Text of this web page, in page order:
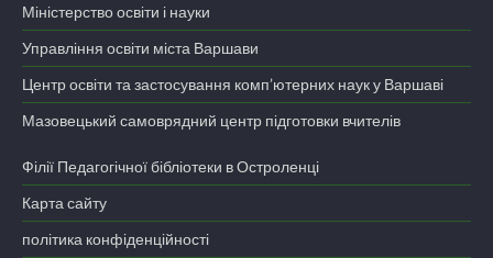
Міністерство освіти і науки
Управління освіти міста Варшави
Центр освіти та застосування комп’ютерних наук у Варшаві
Мазовецький самоврядний центр підготовки вчителів
Філії Педагогічної бібліотеки в Остроленці
Карта сайту
політика конфіденційності